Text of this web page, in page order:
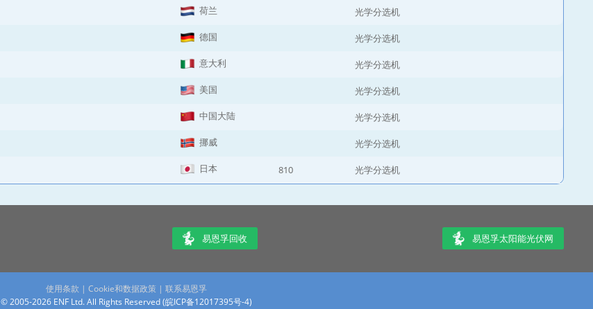
荷兰 光学分选机
德国 光学分选机
意大利 光学分选机
美国 光学分选机
中国大陆 光学分选机
挪威 光学分选机
日本 810 光学分选机
易恩孚回收 易恩孚太阳能光伏网
使用条款 | Cookie和数据政策 | 联系易恩孚
© 2005-2026 ENF Ltd. All Rights Reserved (皖ICP备12017395号-4)